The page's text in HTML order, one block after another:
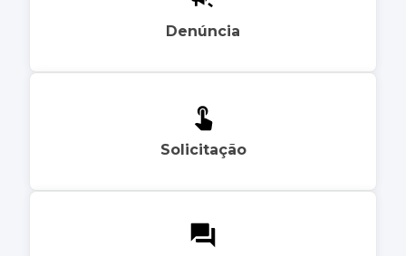
Denúncia
Solicitação